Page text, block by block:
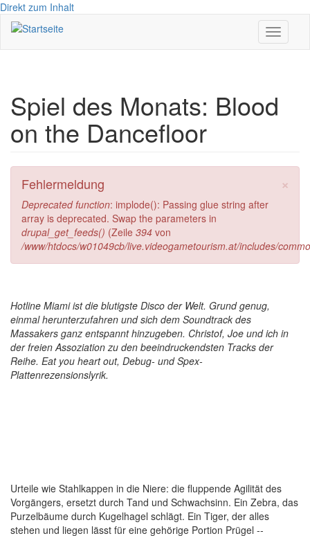
Direkt zum Inhalt
Toggle
Spiel des Monats: Blood
on the Dancefloor
×
Fehlermeldung
Deprecated function: implode(): Passing glue string after
array is deprecated. Swap the parameters in
drupal_get_feeds() (Zeile 394 von
/www/htdocs/w01049cb/live.videogametourism.at/includes/
Hotline Miami ist die blutigste Disco der Welt. Grund genug,
einmal herunterzufahren und sich dem Soundtrack des
Massakers ganz entspannt hinzugeben. Christof, Joe und ich in
der freien Assoziation zu den beeindruckendsten Tracks der
Reihe. Eat you heart out, Debug- und Spex-
Plattenrezensionslyrik.
Urteile wie Stahlkappen in die Niere: die fluppende Agilität des
Vorgängers, ersetzt durch Tand und Schwachsinn. Ein Zebra, das
Purzelbäume durch Kugelhagel schlägt. Ein Tiger, der alles
stehen und liegen lässt für eine gehörige Portion Prügel --